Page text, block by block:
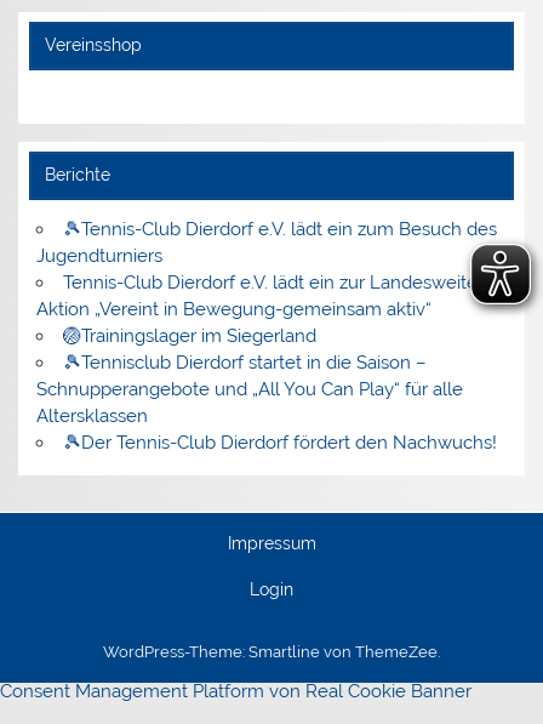
Vereinsshop
Berichte
🎾Tennis-Club Dierdorf e.V. lädt ein zum Besuch des
Jugendturniers
Tennis-Club Dierdorf e.V. lädt ein zur Landesweiten
Aktion „Vereint in Bewegung-gemeinsam aktiv“
🏐Trainingslager im Siegerland
🎾Tennisclub Dierdorf startet in die Saison –
Schnupperangebote und „All You Can Play“ für alle
Altersklassen
🎾Der Tennis-Club Dierdorf fördert den Nachwuchs!
Impressum
Login
WordPress-Theme: Smartline von ThemeZee.
Consent Management Platform von Real Cookie Banner